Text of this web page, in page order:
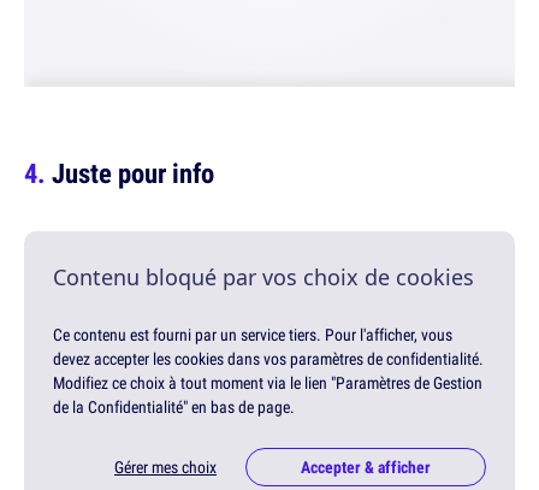
Juste pour info
Contenu bloqué par vos choix de cookies
Ce contenu est fourni par un service tiers. Pour l'afficher, vous
devez accepter les cookies dans vos paramètres de confidentialité.
Modifiez ce choix à tout moment via le lien "Paramètres de Gestion
de la Confidentialité" en bas de page.
Gérer mes choix Accepter & afficher